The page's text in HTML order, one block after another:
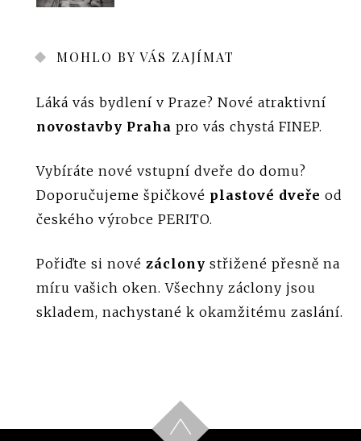
MOHLO BY VÁS ZAJÍMAT
Láká vás bydlení v Praze? Nové atraktivní
novostavby Praha pro vás chystá FINEP.
Vybíráte nové vstupní dveře do domu?
Doporučujeme špičkové plastové dveře od
českého výrobce PERITO.
Pořiďte si nové záclony střižené přesně na
míru vašich oken. Všechny záclony jsou
skladem, nachystané k okamžitému zaslání.